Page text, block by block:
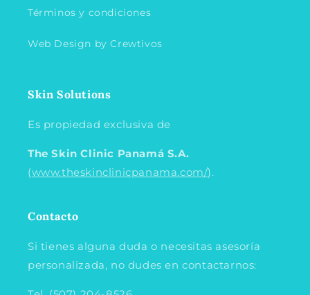
Términos y condiciones
Web Design by Crewtivos
Skin Solutions
Es propiedad exclusiva de
The Skin Clinic Panamá S.A.
(www.theskinclinicpanama.com/).
Contacto
Si tienes alguna duda o necesitas asesoría
personalizada, no dudes en contactarnos: